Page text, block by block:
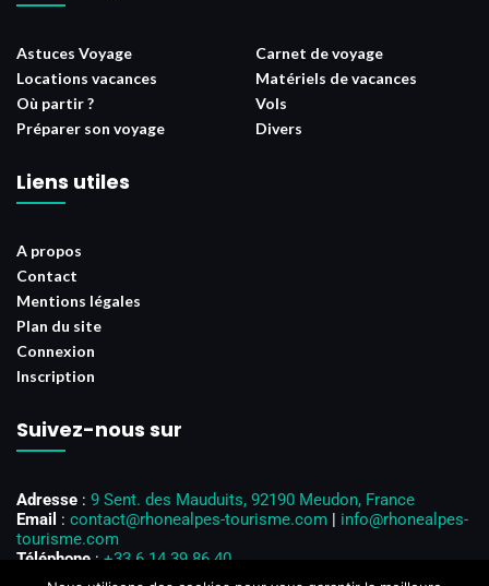
Astuces Voyage
Carnet de voyage
Locations vacances
Matériels de vacances
Où partir ?
Vols
Préparer son voyage
Divers
Liens utiles
A propos
Contact
Mentions légales
Plan du site
Connexion
Inscription
Suivez-nous sur
Adresse : 9 Sent. des Mauduits, 92190 Meudon, France
Email : contact@rhonealpes-tourisme.com
info@rhonealpes-
tourisme.com
Téléphone : +33 6 14 39 86 40
Horaires d’ouverture
: Du lundi au vendredi, de 8h00 à 18h00